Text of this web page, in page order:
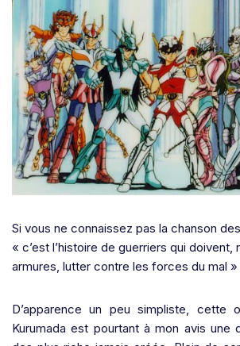
Si vous ne connaissez pas la chanson
« c’est l’histoire de guerriers qui doivent,
armures, lutter contre les forces du mal »
D’apparence un peu simpliste, cette
Kurumada est pourtant à mon avis une